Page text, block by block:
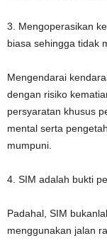
3. Mengoperasikan
biasa sehingga tidak
Mengendarai
dengan risiko
persyaratan khusus
mental serta
mumpuni.
4. SIM adalah bukti
Padahal, SIM
menggunakan jalan